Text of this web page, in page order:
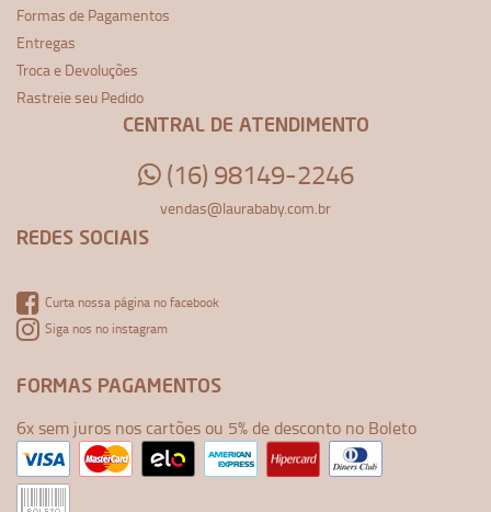
Formas de Pagamentos
Entregas
Troca e Devoluções
Rastreie seu Pedido
CENTRAL DE ATENDIMENTO
(16) 98149-2246
vendas@laurababy.com.br
REDES SOCIAIS
Curta nossa página no facebook
Siga nos no instagram
FORMAS PAGAMENTOS
6x sem juros nos cartões ou 5% de desconto no Boleto